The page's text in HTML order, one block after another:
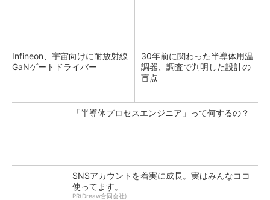
Infineon、宇宙向けに耐放射線
GaNゲートドライバー
30年前に関わった半導体用温
調器、調査で判明した設計の
盲点
「半導体プロセスエンジニア」って何するの？
SNSアカウントを着実に成長。実はみんなココ
使ってます。
PR(Dreaw合同会社)